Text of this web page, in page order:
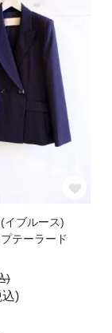
イブルース)
テーラード
)
)